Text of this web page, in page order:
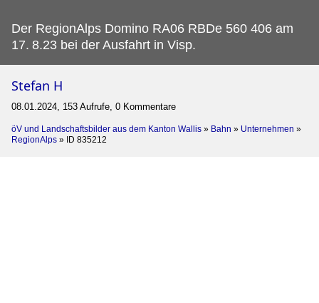
Der RegionAlps Domino RA06 RBDe 560 406 am
17. 8.23 bei der Ausfahrt in Visp.
Stefan H
08.01.2024, 153 Aufrufe, 0 Kommentare
öV und Landschaftsbilder aus dem Kanton Wallis » Bahn » Unternehmen »
RegionAlps » ID 835212